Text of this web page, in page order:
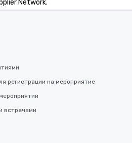
Network.
регистрации на мероприятие
встречами